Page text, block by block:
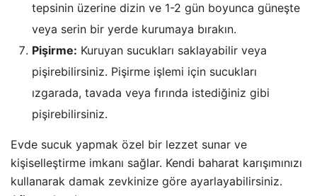
tepsinin üzerine dizin ve 1-2 gün boyunca güneşte
veya serin bir yerde kurumaya bırakın.
Pişirme: Kuruyan sucukları saklayabilir veya
pişirebilirsiniz. Pişirme işlemi için sucukları
ızgarada, tavada veya fırında istediğiniz gibi
pişirebilirsiniz.
Evde sucuk yapmak özel bir lezzet sunar ve
kişiselleştirme imkanı sağlar. Kendi baharat karışımınızı
kullanarak damak zevkinize göre ayarlayabilirsiniz.